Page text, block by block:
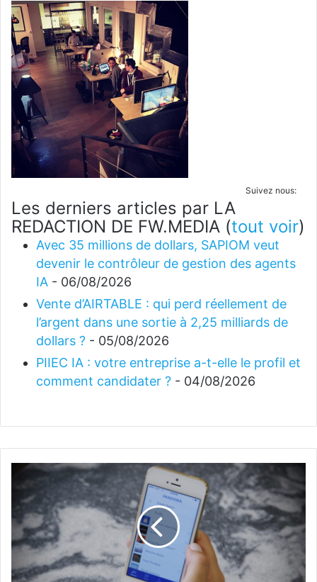
Suivez nous:
Les derniers articles par LA
REDACTION DE FW.MEDIA (tout voir)
Avec 35 millions de dollars, SAPIOM veut
devenir le contrôleur de gestion des agents
IA - 06/08/2026
Vente d’AIRTABLE : qui perd réellement de
l’argent dans une sortie à 2,25 milliards de
dollars ? - 05/08/2026
PIIEC IA : votre entreprise a-t-elle le profil et
comment candidater ? - 04/08/2026